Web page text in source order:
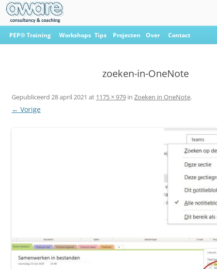
Ga
naar
PEP® Training Workshops Tips Projecten Over Contact
zoeken-in-OneNote
Gepubliceerd 28 april 2021 at 1175 × 979 in Zoeken in OneNote.
← Vorige